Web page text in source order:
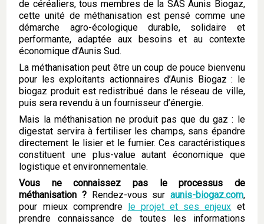
de céréaliers, tous membres de la SAS Aunis Biogaz,
cette unité de méthanisation est pensé comme une
démarche agro-écologique durable, solidaire et
performante, adaptée aux besoins et au contexte
économique d’Aunis Sud.
La méthanisation peut être un coup de pouce bienvenu
pour les exploitants actionnaires d’Aunis Biogaz : le
biogaz produit est redistribué dans le réseau de ville,
puis sera revendu à un fournisseur d’énergie.
Mais la méthanisation ne produit pas que du gaz : le
digestat servira à fertiliser les champs, sans épandre
directement le lisier et le fumier. Ces caractéristiques
constituent une plus-value autant économique que
logistique et environnementale.
Vous ne connaissez pas le processus de
méthanisation ?Rendez-vous sur aunis-biogaz.com,
pour mieux comprendre le projet et ses enjeux et
prendre connaissance de toutes les informations